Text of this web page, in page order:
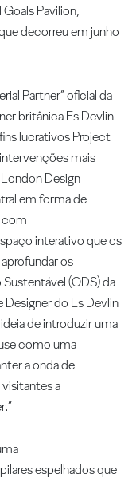
Pavilion,
decorreu em junho
Partner” oficial da
britânica Es Devlin
lucrativos Project
mais
Design
em forma de
interativo que os
os
(ODS) da
do Es Devlin
de introduzir uma
como uma
a onda de
a
espelhados que